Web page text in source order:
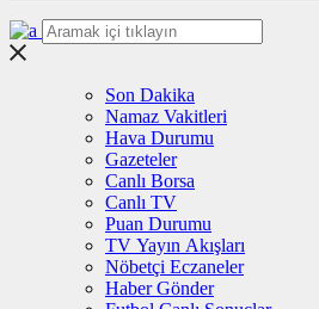
Son Dakika
Namaz Vakitleri
Hava Durumu
Gazeteler
Canlı Borsa
Canlı TV
Puan Durumu
TV Yayın Akışları
Nöbetçi Eczaneler
Haber Gönder